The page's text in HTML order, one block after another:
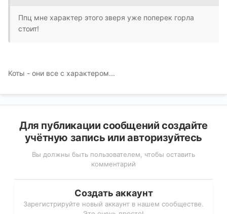
Ппц мне характер этого зверя уже поперек горла
стоит!
Коты - они все с характером...
Для публикации сообщений создайте
учётную запись или авторизуйтесь
Вы должны быть пользователем, чтобы оставить
комментарий
Создать аккаунт
Зарегистрируйте новый аккаунт в нашем сообществе.